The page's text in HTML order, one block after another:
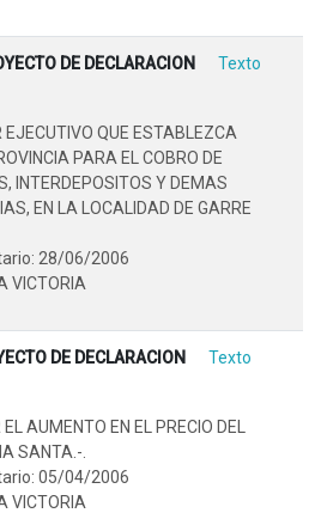
DE DECLARACION
Texto
EJECUTIVO QUE ESTABLEZCA
PARA EL COBRO DE
INTERDEPOSITOS Y DEMAS
EN LA LOCALIDAD DE GARRE
28/06/2006
VICTORIA
DE DECLARACION
Texto
AUMENTO EN EL PRECIO DEL
SANTA.-.
05/04/2006
VICTORIA